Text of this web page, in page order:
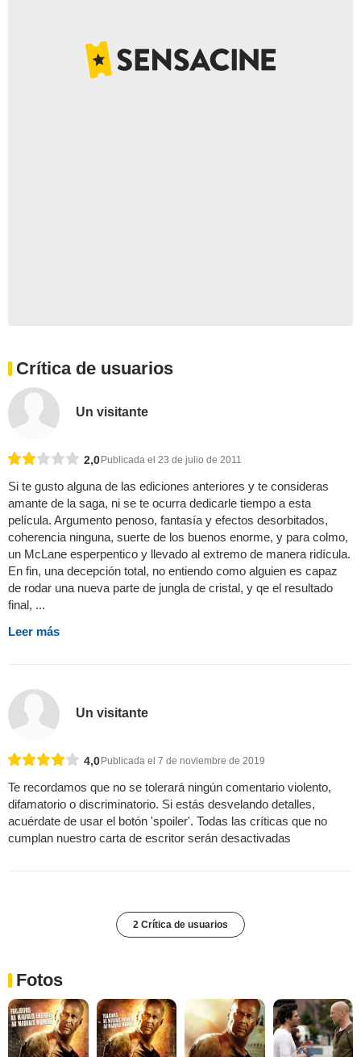
Crítica de usuarios
Un visitante
2,0Publicada el 23 de julio de 2011
Si te gusto alguna de las ediciones anteriores y te consideras
amante de la saga, ni se te ocurra dedicarle tiempo a esta
película. Argumento penoso, fantasía y efectos desorbitados,
coherencia ninguna, suerte de los buenos enorme, y para colmo,
un McLane esperpentico y llevado al extremo de manera ridícula.
En fin, una decepción total, no entiendo como alguien es capaz
de rodar una nueva parte de jungla de cristal, y qe el resultado
final, ...
Leer más
Un visitante
4,0 Publicada el 7 de noviembre de 2019
Te recordamos que no se tolerará ningún comentario violento,
difamatorio o discriminatorio. Si estás desvelando detalles,
acuérdate de usar el botón 'spoiler'. Todas las críticas que no
cumplan nuestro carta de escritor serán desactivadas
2 Crítica de usuarios
Fotos